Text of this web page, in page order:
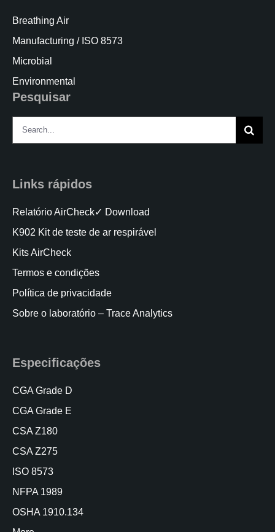
Breathing Air
Manufacturing / ISO 8573
Microbial
Environmental
Pesquisar
Search
for:
Links rápidos
Relatório AirCheck✓ Download
K902 Kit de teste de ar respirável
Kits AirCheck
Termos e condições
Política de privacidade
Sobre o laboratório – Trace Analytics
Especificações
CGA Grade D
CGA Grade E
CSA Z180
CSA Z275
ISO 8573
NFPA 1989
OSHA 1910.134